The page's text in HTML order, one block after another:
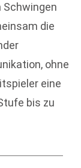
Schwingen
die
ohne
eine
bis zu